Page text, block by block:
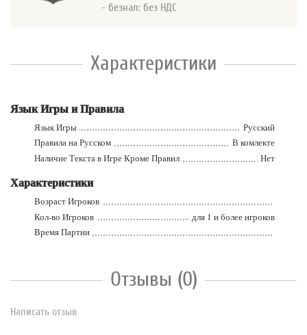
- безнал: без НДС
Характеристики
Язык Игры и Правила
Язык Игры
Русский
Правила на Русском
В комлекте
Наличие Текста в Игре Кроме Правил
Нет
Характеристики
Возраст Игроков
Кол-во Игроков
для 1 и более игроков
Время Партии
Отзывы (0)
Написать отзыв